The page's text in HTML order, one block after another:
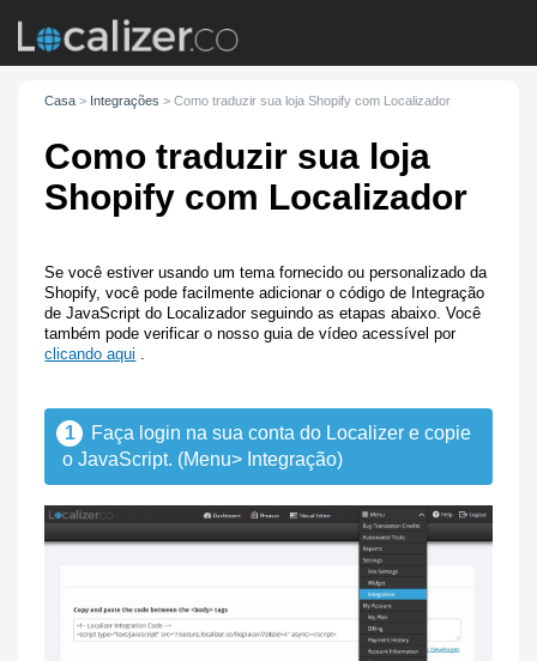
Casa > Integrações > Como traduzir sua loja Shopify com Localizador
Como traduzir sua loja
Shopify com Localizador
Se você estiver usando um tema fornecido ou personalizado da
Shopify, você pode facilmente adicionar o código de Integração
de JavaScript do Localizador seguindo as etapas abaixo. Você
também pode verificar o nosso guia de vídeo acessível por
clicando aqui .
1
Faça login na sua conta do Localizer e copie
o JavaScript. (Menu> Integração)